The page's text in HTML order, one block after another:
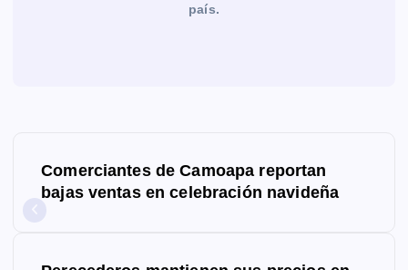
país.
Comerciantes de Camoapa reportan
bajas ventas en celebración navideña